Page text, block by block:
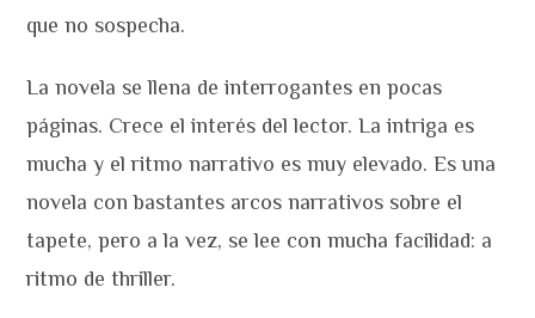
que no sospecha.
La novela se llena de interrogantes en pocas
páginas. Crece el interés del lector. La intriga es
mucha y el ritmo narrativo es muy elevado. Es una
novela con bastantes arcos narrativos sobre el
tapete, pero a la vez, se lee con mucha facilidad: a
ritmo de thriller.